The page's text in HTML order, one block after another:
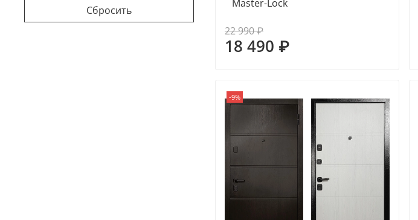
Master-Lock
22 990 ₽
18 490 ₽
-9%
Сбросить